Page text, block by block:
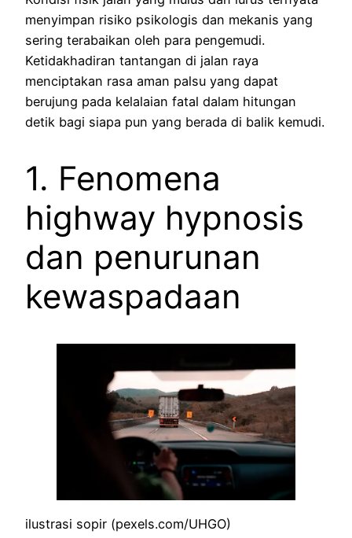
menyimpan risiko psikologis dan mekanis yang
sering terabaikan oleh para pengemudi.
Ketidakhadiran tantangan di jalan raya
menciptakan rasa aman palsu yang dapat
berujung pada kelalaian fatal dalam hitungan
detik bagi siapa pun yang berada di balik kemudi.
1. Fenomena
highway hypnosis
dan penurunan
kewaspadaan
ilustrasi sopir (pexels.com/UHGO)